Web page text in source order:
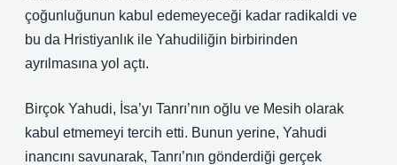
çoğunluğunun kabul edemeyeceği kadar radikaldi ve
bu da Hristiyanlık ile Yahudiliğin birbirinden
ayrılmasına yol açtı.
Birçok Yahudi, İsa’yı Tanrı’nın oğlu ve Mesih olarak
kabul etmemeyi tercih etti. Bunun yerine, Yahudi
inancını savunarak, Tanrı’nın gönderdiği gerçek